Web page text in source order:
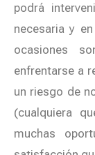
podrá
necesaria y
ocasiones
enfrentarse a
un riesgo de
(cualquiera
muchas